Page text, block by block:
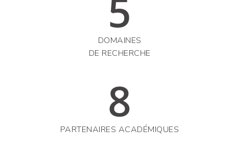
DOMAINES
DE RECHERCHE
8
PARTENAIRES ACADÉMIQUES